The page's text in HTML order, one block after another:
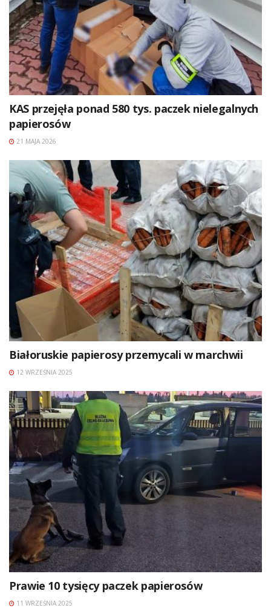
KAS przejęła ponad 580 tys. paczek nielegalnych
papierosów
21 MAJA 2026
Białoruskie papierosy przemycali w marchwii
12 WRZEŚNIA 2025
Prawie 10 tysięcy paczek papierosów
11 WRZEŚNIA 2025